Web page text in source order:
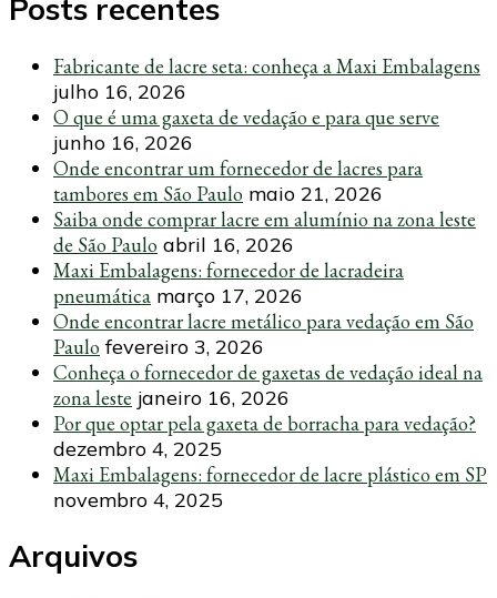
Posts recentes
Fabricante de lacre seta: conheça a Maxi Embalagens
julho 16, 2026
O que é uma gaxeta de vedação e para que serve
junho 16, 2026
Onde encontrar um fornecedor de lacres para
tambores em São Paulo maio 21, 2026
Saiba onde comprar lacre em alumínio na zona leste
de São Paulo abril 16, 2026
Maxi Embalagens: fornecedor de lacradeira
pneumática março 17, 2026
Onde encontrar lacre metálico para vedação em São
Paulo fevereiro 3, 2026
Conheça o fornecedor de gaxetas de vedação ideal na
zona leste janeiro 16, 2026
Por que optar pela gaxeta de borracha para vedação?
dezembro 4, 2025
Maxi Embalagens: fornecedor de lacre plástico em SP
novembro 4, 2025
Arquivos